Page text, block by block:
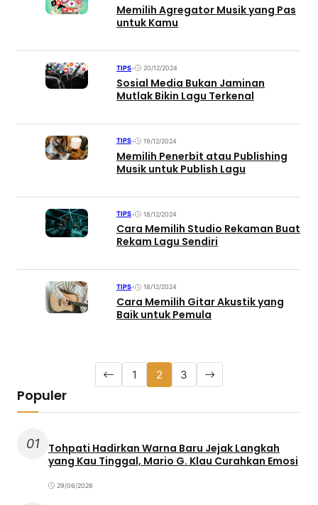
Memilih Agregator Musik yang Pas
untuk Kamu
TIPS• 20/12/2024
Sosial Media Bukan Jaminan
Mutlak Bikin Lagu Terkenal
TIPS• 19/12/2024
Memilih Penerbit atau Publishing
Musik untuk Publish Lagu
TIPS• 18/12/2024
Cara Memilih Studio Rekaman Buat
Rekam Lagu Sendiri
TIPS• 18/12/2024
Cara Memilih Gitar Akustik yang
Baik untuk Pemula
1 2 3
Populer
01
Tohpati Hadirkan Warna Baru Jejak Langkah
yang Kau Tinggal, Mario G. Klau Curahkan Emosi
29/06/2026